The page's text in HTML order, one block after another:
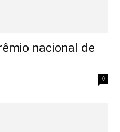
nacional de
0